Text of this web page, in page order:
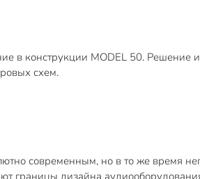
в конструкции MODEL 50.
схем.
современным, но в то же время
границы дизайна